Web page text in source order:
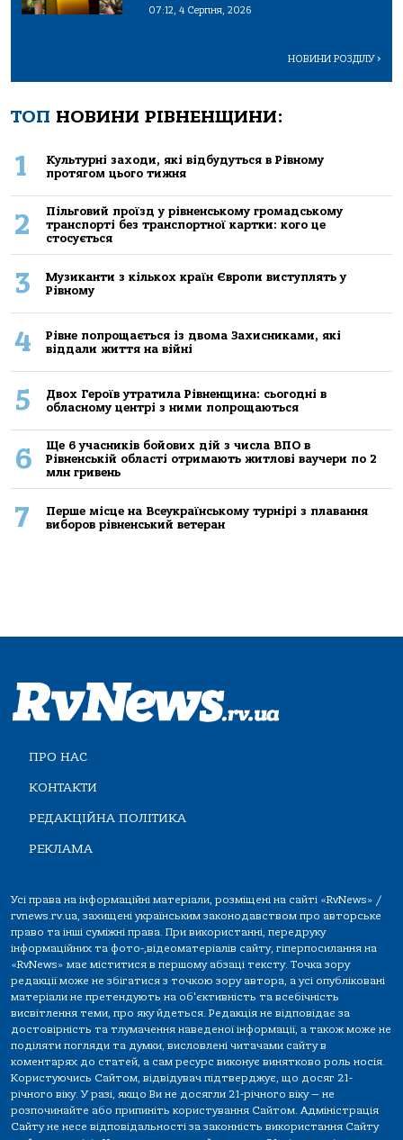
07:12, 4 Серпня, 2026
НОВИНИ РОЗДІЛУ>
ТОП НОВИНИ РІВНЕНЩИНИ:
1
Культурні заходи, які відбудуться в Рівному
протягом цього тижня
2
Пільговий проїзд у рівненському громадському
транспорті без транспортної картки: кого це
стосується
3
Музиканти з кількох країн Європи виступлять у
Рівному
4
Рівне попрощається із двома Захисниками, які
віддали життя на війні
5
Двох Героїв утратила Рівненщина: сьогодні в
обласному центрі з ними попрощаються
6
Ще 6 учасників бойових дій з числа ВПО в
Рівненській області отримають житлові ваучери по 2
млн гривень
7
Перше місце на Всеукраїнському турнірі з плавання
виборов рівненський ветеран
ПРО НАС
КОНТАКТИ
РЕДАКЦІЙНА ПОЛІТИКА
РЕКЛАМА
Усі права на інформаційні матеріали, розміщені на сайті «RvNews» /
rvnews.rv.ua, захищені українським законодавством про авторське
право та інші суміжні права. При використанні, передруку
інформаційних та фото-,відеоматеріалів сайту, гіперпосилання на
«RvNews» має міститися в першому абзаці тексту. Точка зору
редакції може не збігатися з точкою зору автора, а усі опубліковані
матеріали не претендують на об'єктивність та всебічність
висвітлення теми, про яку йдеться. Редакція не відповідає за
достовірність та тлумачення наведеної інформації, а також може не
поділяти погляди та думки, висловлені читачами сайту в
коментарях до статей, а сам ресурс виконує винятково роль носія.
Користуючись Сайтом, відвідувач підтверджує, що досяг 21-
річного віку. У разі, якщо Ви не досягли 21-річного віку — не
розпочинайте або припиніть користування Сайтом. Адміністрація
Сайту не несе відповідальності за законність використання Сайту